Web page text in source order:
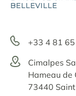
BELLEVILLE
+33 4 81
Cimalpes
Hameau de
73440